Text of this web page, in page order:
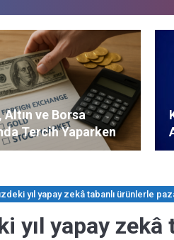
Altın ve Borsa
Tercih Yaparken
Dikkat Edilmeli?
yıl yapay zekâ tabanlı ürünlerle
yapay zekâ